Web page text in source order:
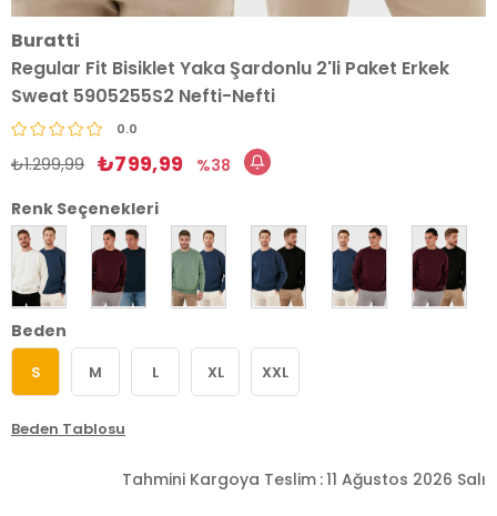
Buratti
Regular Fit Bisiklet Yaka Şardonlu 2'li Paket Erkek
Sweat 5905255S2 Nefti-Nefti
0.0
₺1.299,99 ₺799,99
38
Renk Seçenekleri
Beden
S M L XL XXL
Beden Tablosu
Tahmini Kargoya Teslim :11 Ağustos 2026 Salı